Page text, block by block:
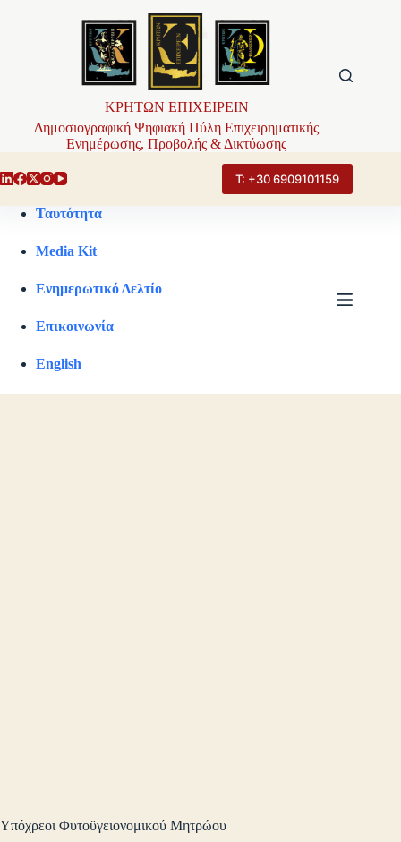
ΚΡΗΤΩΝ ΕΠΙΧΕΙΡΕΙΝ
Δημοσιογραφική Ψηφιακή Πύλη Επιχειρηματικής
Ενημέρωσης, Προβολής & Δικτύωσης
Τ: +30 6909101159
Ταυτότητα
Media Kit
Ενημερωτικό Δελτίο
Επικοινωνία
English
Υπόχρεοι Φυτοϋγειονομικού Μητρώου